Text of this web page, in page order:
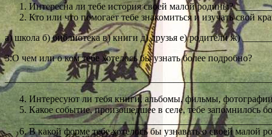
Интересна ли тебе история своей малой родины?
Кто или что помогает тебе знакомиться и изучать свой
а) школа б) библиотека в) книги д) друзья е) родители ж)
3.О чем или о ком тебе хотелось бы узнать более подробно?
Интересуют ли тебя книги, альбомы, фильмы, фотографии
Какое событие, произошедшее в селе, тебе запомнилось
В какой форме тебе хотелось бы узнавать о своей малой